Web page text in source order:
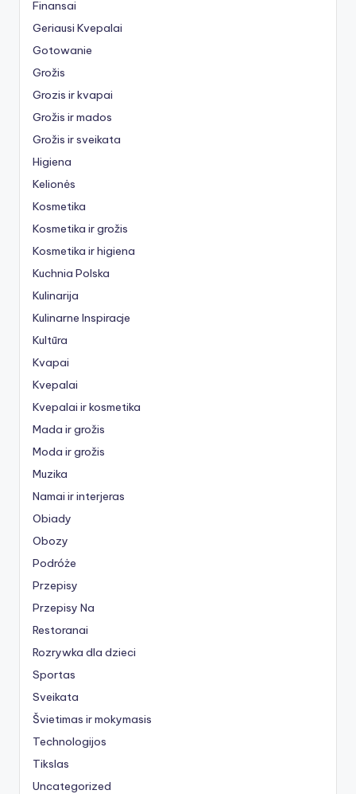
Finansai
Geriausi Kvepalai
Gotowanie
Grožis
Grozis ir kvapai
Grožis ir mados
Grožis ir sveikata
Higiena
Kelionės
Kosmetika
Kosmetika ir grožis
Kosmetika ir higiena
Kuchnia Polska
Kulinarija
Kulinarne Inspiracje
Kultūra
Kvapai
Kvepalai
Kvepalai ir kosmetika
Mada ir grožis
Moda ir grožis
Muzika
Namai ir interjeras
Obiady
Obozy
Podróże
Przepisy
Przepisy Na
Restoranai
Rozrywka dla dzieci
Sportas
Sveikata
Švietimas ir mokymasis
Technologijos
Tikslas
Uncategorized